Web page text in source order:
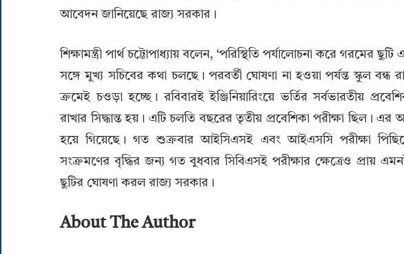
আবেদন জানিয়েছে রাজ্য সরকার।
শিক্ষামন্ত্রী পার্থ চট্টোপাধ্যায় বলেন, ‘পরিস্থিতি পর্যালোচনা করে গরমের
সঙ্গে মুখ্য সচিবের কথা চলছে। পরবর্তী ঘোষণা না হওয়া পর্যন্ত স্কুল বন্ধ
ক্রমেই চওড়া হচ্ছে। রবিবারই ইঞ্জিনিয়ারিংয়ে ভর্তির সর্বভারতীয়
রাখার সিদ্ধান্ত হয়। এটি চলতি বছরের তৃতীয় প্রবেশিকা পরীক্ষা ছিল। এর
হয়ে গিয়েছে। গত শুক্রবার আইসিএসই এবং আইএসসি পরীক্ষা
সংক্রমণের বৃদ্ধির জন্য গত বুধবার সিবিএসই পরীক্ষার ক্ষেত্রেও প্রায়
ছুটির ঘোষণা করল রাজ্য সরকার।
About The Author